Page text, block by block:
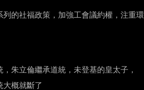
列的社福政策，加強工會議約權，注重環
朱立倫繼承道統，未登基的皇太子，
大概就斷了